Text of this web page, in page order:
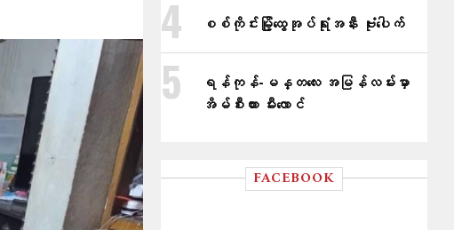
စစ်ကိုင်းမြို့ထွေအုပ်ရုံးအနီး ဗုံးပေါက်
ရန်ကုန်-မန္တလေး အမြန်လမ်းမှာ
အိမ်စီးကား မီးလောင်
FACEBOOK